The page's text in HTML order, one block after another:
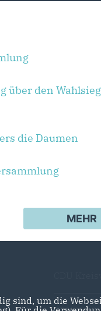
über den
die Daumen
MEHR
sind, um die